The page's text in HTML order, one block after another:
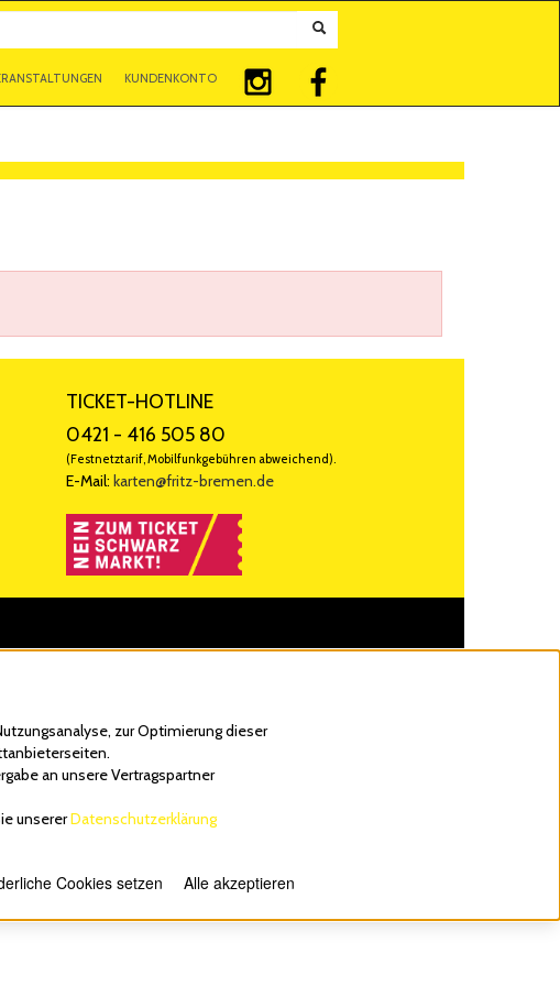
KUNDENKONTO
TICKET-HOTLINE
0421 - 416 505 80
(Festnetztarif, Mobilfunkgebühren abweichend).
E-Mail: karten@fritz-bremen.de
zur Optimierung dieser
an unsere Vertragspartner
unsererDatenschutzerklärung
Cookies setzen Alle akzeptieren